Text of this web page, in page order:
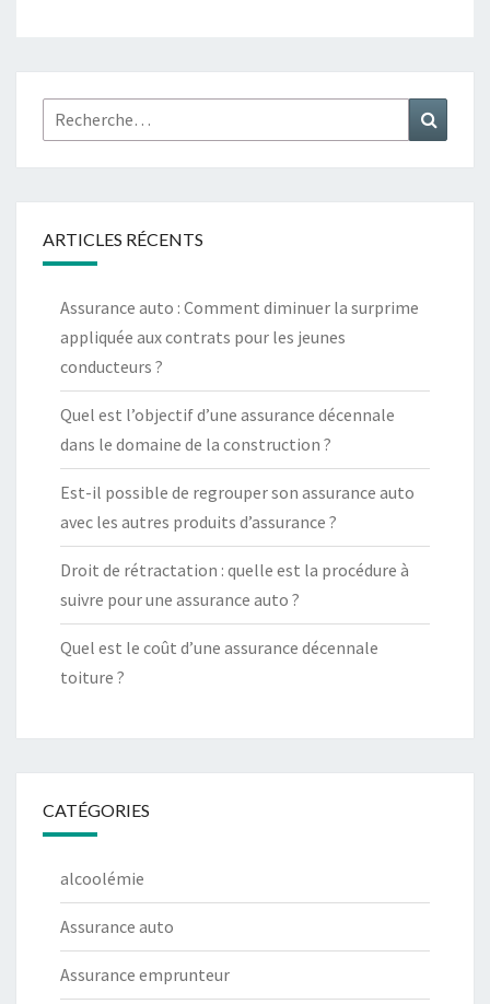
Rechercher :
ARTICLES RÉCENTS
Assurance auto : Comment diminuer la surprime
appliquée aux contrats pour les jeunes
conducteurs ?
Quel est l’objectif d’une assurance décennale
dans le domaine de la construction ?
Est-il possible de regrouper son assurance auto
avec les autres produits d’assurance ?
Droit de rétractation : quelle est la procédure à
suivre pour une assurance auto ?
Quel est le coût d’une assurance décennale
toiture ?
CATÉGORIES
alcoolémie
Assurance auto
Assurance emprunteur